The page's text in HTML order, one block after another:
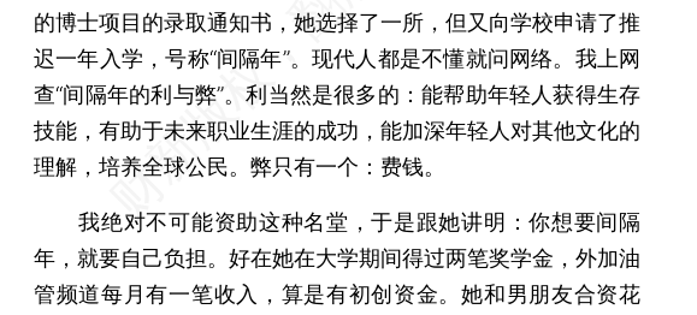
的博士项目的录取通知书，她选择了一所，但又向学校申请了推
迟一年入学，号称“间隔年”。现代人都是不懂就问网络。我上网
查“间隔年的利与弊”。利当然是很多的：能帮助年轻人获得生存
技能，有助于未来职业生涯的成功，能加深年轻人对其他文化的
理解，培养全球公民。弊只有一个：费钱。
我绝对不可能资助这种名堂，于是跟她讲明：你想要间隔
年，就要自己负担。好在她在大学期间得过两笔奖学金，外加油
管频道每月有一笔收入，算是有初创资金。她和男朋友合资花